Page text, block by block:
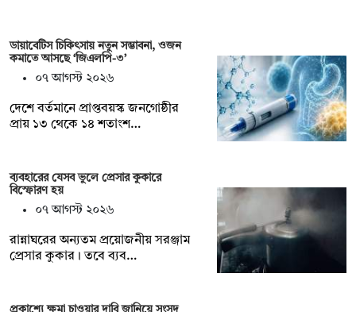
ডায়াবেটিস চিকিৎসায় নতুন সম্ভাবনা, ওজন
কমাতে আসছে ‘জিএলপি-৩’
০৭ আগস্ট ২০২৬
দেশে বর্তমানে প্রাপ্তবয়স্ক জনগোষ্ঠীর
প্রায় ১৩ থেকে ১৪ শতাংশ…
ব্যবহারের যেসব ভুলে প্রেসার কুকারে
বিস্ফোরণ হয়
০৭ আগস্ট ২০২৬
রান্নাঘরের অন্যতম প্রয়োজনীয় সরঞ্জাম
প্রেসার কুকার। তবে ব্যব…
প্রকাশ্যে ক্ষমা চাওয়ার দাবি জানিয়ে সংসদ